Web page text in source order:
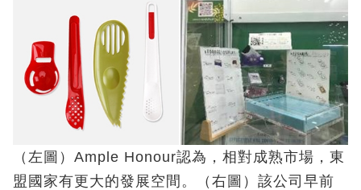
（左圖）Ample Honour認為，相對成熟市場，東
盟國家有更大的發展空間。（右圖）該公司早前